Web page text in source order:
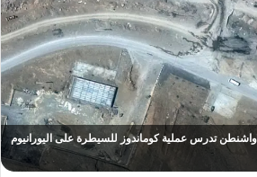
تدرس عملية كوماندوز للسيطرة على اليورانيوم